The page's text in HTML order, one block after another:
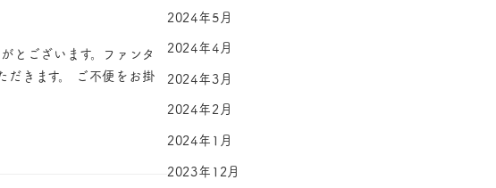
とございます。ファンタ
だきます。 ご不便をお掛
2024年5月
2024年4月
2024年3月
2024年2月
2024年1月
2023年12月